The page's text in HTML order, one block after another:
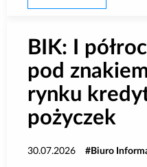
BIK: I
pod
rynku
pożyczek
30.07.2026 Biuro